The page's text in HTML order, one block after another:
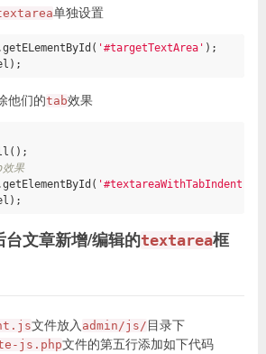
单独设置
'#targetTextArea' );
他们的tab效果
果
'#textareaWithTabIndent'
台文章新增/编辑的textarea框
文件放入 admin/js/ 目录下
js.php文件的第五行添加如下代码